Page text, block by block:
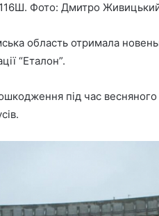
Фото: Дмитро
область отримала
“Еталон”.
під час